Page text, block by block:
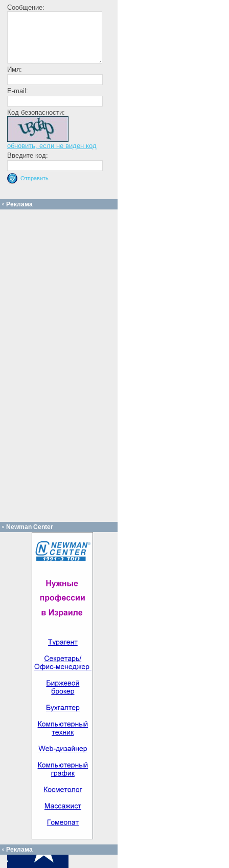
Сообщение:
Имя:
E-mail:
Код безопасности:
обновить, если не виден код
Введите код:
Реклама
Newman Center
Реклама